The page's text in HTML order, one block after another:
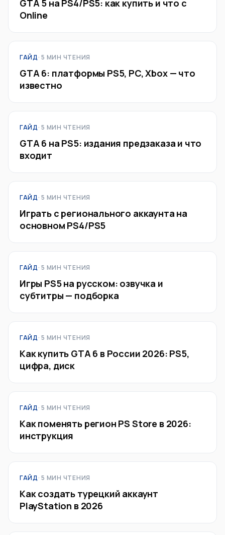
GTA 5 на PS4/PS5: как купить и что с
Online
ГАЙД· 5 МИН ЧТЕНИЯ
GTA 6: платформы PS5, PC, Xbox — что
известно
ГАЙД· 5 МИН ЧТЕНИЯ
GTA 6 на PS5: издания предзаказа и что
входит
ГАЙД· 5 МИН ЧТЕНИЯ
Играть с регионального аккаунта на
основном PS4/PS5
ГАЙД· 5 МИН ЧТЕНИЯ
Игры PS5 на русском: озвучка и
субтитры — подборка
ГАЙД· 5 МИН ЧТЕНИЯ
Как купить GTA 6 в России 2026: PS5,
цифра, диск
ГАЙД· 5 МИН ЧТЕНИЯ
Как поменять регион PS Store в 2026:
инструкция
ГАЙД· 5 МИН ЧТЕНИЯ
Как создать турецкий аккаунт
PlayStation в 2026